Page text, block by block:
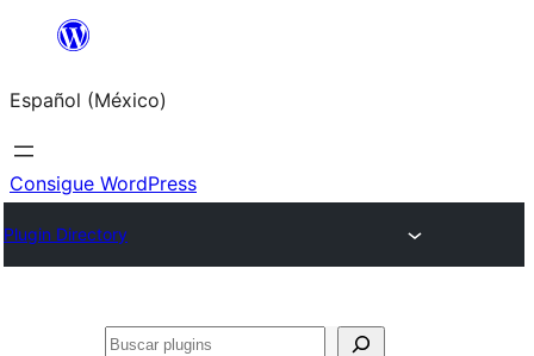
Saltar
contenido
Español (México)
Consigue WordPress
Plugin Directory
Buscar